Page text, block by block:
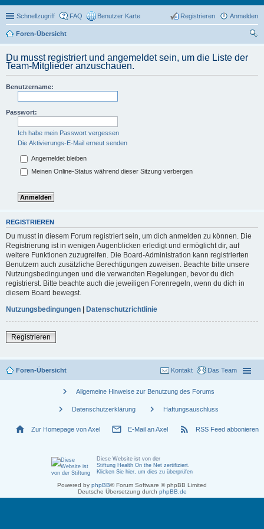
Schnellzugriff FAQ Benutzer Karte Anmelden
Registrieren
Foren-Übersicht
Du musst registriert und angemeldet sein, um die Liste der
Team-Mitglieder anzuschauen.
Benutzername:
Passwort:
Ich habe mein Passwort vergessen
Die Aktivierungs-E-Mail erneut senden
Angemeldet bleiben
Meinen Online-Status während dieser Sitzung verbergen
REGISTRIEREN
Du musst in diesem Forum registriert sein, um dich anmelden zu können. Die
Registrierung ist in wenigen Augenblicken erledigt und ermöglicht dir, auf
weitere Funktionen zuzugreifen. Die Board-Administration kann registrierten
Benutzern auch zusätzliche Berechtigungen zuweisen. Beachte bitte unsere
Nutzungsbedingungen und die verwandten Regelungen, bevor du dich
registrierst. Bitte beachte auch die jeweiligen Forenregeln, wenn du dich in
diesem Board bewegst.
Nutzungsbedingungen | Datenschutzrichtlinie
Registrieren
Foren-Übersicht Das Team
Kontakt
chevron_right Allgemeine Hinweise zur Benutzung des Forums
chevron_right Datenschutzerklärung chevron_right Haftungsauschluss
home Zur Homepage von Axel mail_outline E-Mail an Axel rss_feed RSS Feed abbonieren
Diese Website ist von der
Stiftung Health On the Net zertifiziert
Klicken Sie hier, um dies zu überprüfen
Powered by phpBB® Forum Software © phpBB Limited
Deutsche Übersetzung durch phpBB.de